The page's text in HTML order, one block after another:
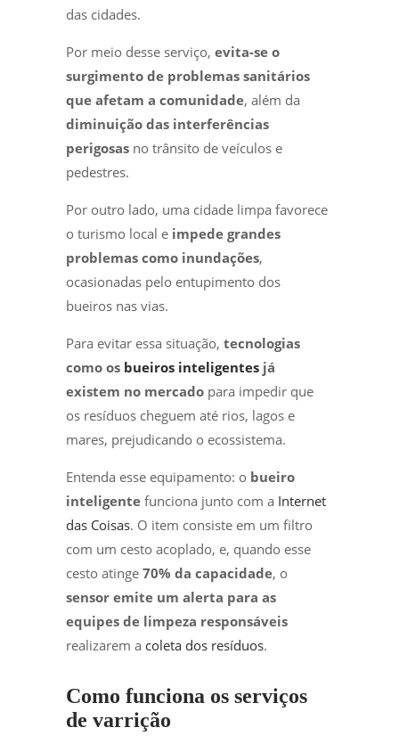
das cidades.
Por meio desse serviço, evita-se o
surgimento de problemas sanitários
que afetam a comunidade, além da
diminuição das interferências
perigosas no trânsito de veículos e
pedestres.
Por outro lado, uma cidade limpa favorece
o turismo local e impede grandes
problemas como inundações,
ocasionadas pelo entupimento dos
bueiros nas vias.
Para evitar essa situação, tecnologias
como os bueiros inteligentes já
existem no mercado para impedir que
os resíduos cheguem até rios, lagos e
mares, prejudicando o ecossistema.
Entenda esse equipamento: o bueiro
inteligente funciona junto com a Internet
das Coisas. O item consiste em um filtro
com um cesto acoplado, e, quando esse
cesto atinge 70% da capacidade, o
sensor emite um alerta para as
equipes de limpeza responsáveis
realizarem a coleta dos resíduos.
Como funciona os serviços
de varrição